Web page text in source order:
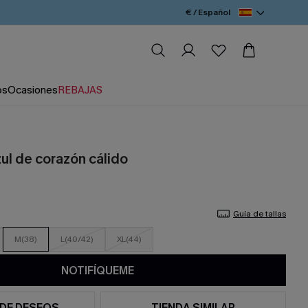
€ / Español
OcasionesREBAJAS
de corazón cálido
Guía de tallas
M(38) L(40/42) XL(44)
NOTIFÍQUEME